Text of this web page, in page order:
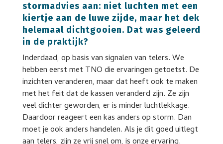
stormadvies aan: niet luchten met een
kiertje aan de luwe zijde, maar het dek
helemaal dichtgooien. Dat was geleerd
in de praktijk?
Inderdaad, op basis van signalen van telers. We
hebben eerst met TNO die ervaringen getoetst. De
inzichten veranderen, maar dat heeft ook te maken
met het feit dat de kassen veranderd zijn. Ze zijn
veel dichter geworden, er is minder luchtlekkage.
Daardoor reageert een kas anders op storm. Dan
moet je ook anders handelen. Als je dit goed uitlegt